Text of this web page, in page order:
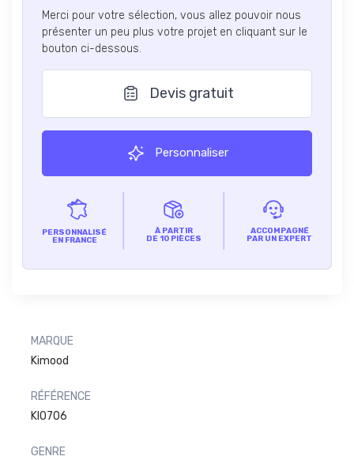
Merci pour votre sélection, vous allez pouvoir nous
présenter un peu plus votre projet en cliquant sur le
bouton ci-dessous.
Devis gratuit
Personnaliser
PERSONNALISÉ
EN FRANCE
À PARTIR
DE 10 PIÈCES
ACCOMPAGNÉ
PAR UN EXPERT
MARQUE
Kimood
RÉFÉRENCE
KI0706
GENRE